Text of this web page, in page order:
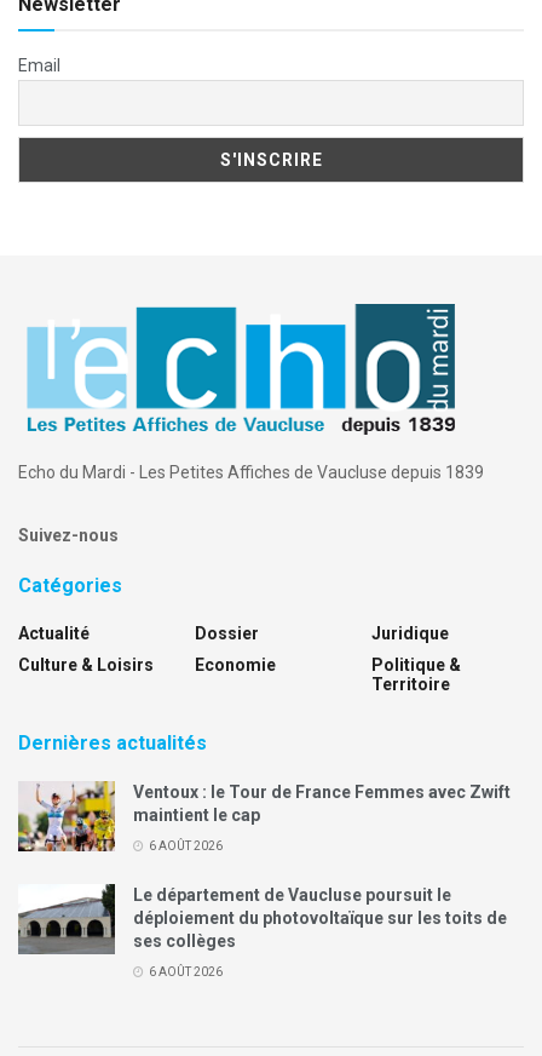
Email
Echo du Mardi - Les Petites Affiches de Vaucluse depuis 1839
Suivez-nous
Catégories
Actualité
Culture & Loisirs
Dossier
Economie
Juridique
Politique &
Territoire
Dernières actualités
Ventoux : le Tour de France Femmes avec Zwift
maintient le cap
6 AOÛT 2026
Le département de Vaucluse poursuit le
déploiement du photovoltaïque sur les toits de
ses collèges
6 AOÛT 2026